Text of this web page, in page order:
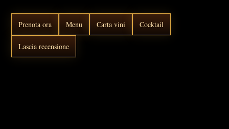
Prenota ora Menu Carta vini Cocktail
Lascia recensione